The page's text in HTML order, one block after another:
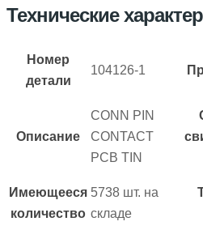
Технические
Номер
детали
104126-1
Описание
CONN PIN
CONTACT
PCB TIN
Имеющееся
количество
5738 шт. на
складе